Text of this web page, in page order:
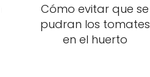
Cómo evitar que se
pudran los tomates
en el huerto